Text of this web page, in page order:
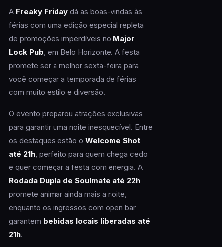
A Freaky Fridaydá as boas-vindas às
férias com uma edição especial repleta
de promoções imperdíveis no Major
Lock Pub, em Belo Horizonte. A festa
promete ser a melhor sexta-feira para
você começar a temporada de férias
com muito estilo e diversão.
O evento preparou atrações exclusivas
para garantir uma noite inesquecível. Entre
os destaques estão o Welcome Shot
até 21h, perfeito para quem chega cedo
e quer começar a festa com energia. A
Rodada Dupla de Soulmate até 22h
promete animar ainda mais a noite,
enquanto os ingressos com open bar
garantem bebidas locais liberadas até
21h.